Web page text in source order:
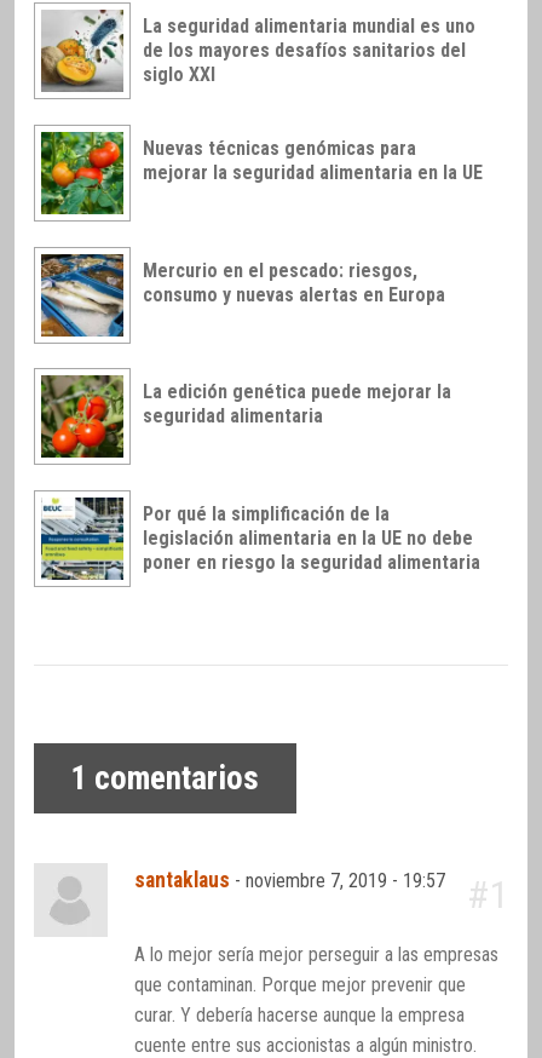
La seguridad alimentaria mundial es uno
de los mayores desafíos sanitarios del
siglo XXI
Nuevas técnicas genómicas para
mejorar la seguridad alimentaria en la UE
Mercurio en el pescado: riesgos,
consumo y nuevas alertas en Europa
La edición genética puede mejorar la
seguridad alimentaria
Por qué la simplificación de la
legislación alimentaria en la UE no debe
poner en riesgo la seguridad alimentaria
1 comentarios
santaklaus -noviembre 7, 2019 - 19:57 #1
A lo mejor sería mejor perseguir a las empresas
que contaminan. Porque mejor prevenir que
curar. Y debería hacerse aunque la empresa
cuente entre sus accionistas a algún ministro.